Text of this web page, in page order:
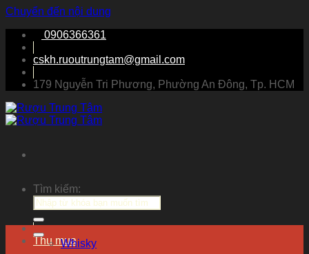
Chuyển đến nội dung
0906366361
cskh.ruoutrungtam@gmail.com
179 Nguyễn Tri Phương, Phường An Đông, Tp. HCM
Pepe
Rượu
Trung
Tâm
Tìm kiếm:
Thu muaWhisky